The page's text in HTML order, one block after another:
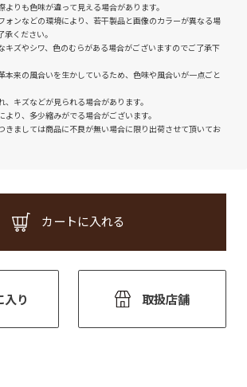
りも色味が違って見える場合があります。
ォンなどの環境により、若干製品と画像のカラーが異なる場
承ください。
キズやシワ、色のむらがある場合がございますのでご了承下
来の風合いを生かしているため、色味や風合いが一点ごと
、キズなどが見られる場合があります。
り、多少縮みがでる場合がございます。
きましては商品に不良が無い場合に限り出荷させて頂いてお
カートに入れる
入り 取扱店舗